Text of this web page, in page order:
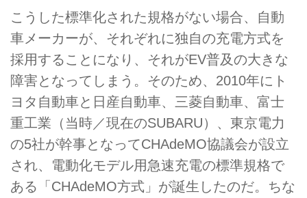
こうした標準化された規格がない場合、自動
車メーカーが、それぞれに独自の充電方式を
採用することになり、それがEV普及の大きな
障害となってしまう。そのため、2010年にト
ヨタ自動車と日産自動車、三菱自動車、富士
重工業（当時／現在のSUBARU）、東京電力
の5社が幹事となってCHAdeMO協議会が設立
され、電動化モデル用急速充電の標準規格で
ある「CHAdeMO方式」が誕生したのだ。ちな